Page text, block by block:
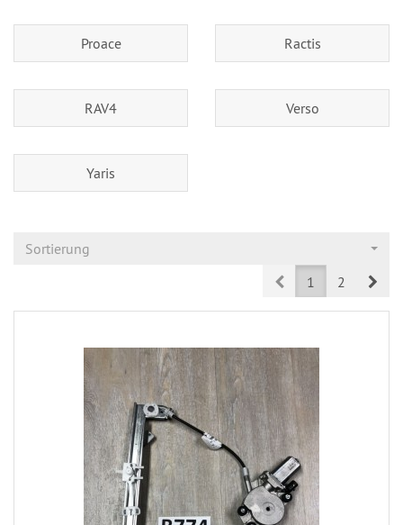
Proace Ractis
RAV4 Verso
Yaris
Sortierung
Prev1 2